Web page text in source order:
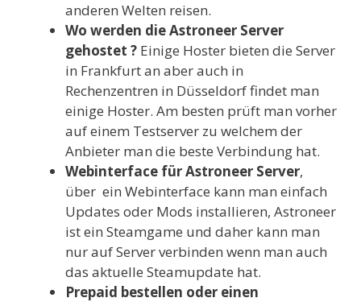
anderen Welten reisen.
Wo werden die Astroneer Server
gehostet ? Einige Hoster bieten die Server
in Frankfurt an aber auch in
Rechenzentren in Düsseldorf findet man
einige Hoster. Am besten prüft man vorher
auf einem Testserver zu welchem der
Anbieter man die beste Verbindung hat.
Webinterface für Astroneer Server,
über ein Webinterface kann man einfach
Updates oder Mods installieren, Astroneer
ist ein Steamgame und daher kann man
nur auf Server verbinden wenn man auch
das aktuelle Steamupdate hat.
Prepaid bestellen oder einen